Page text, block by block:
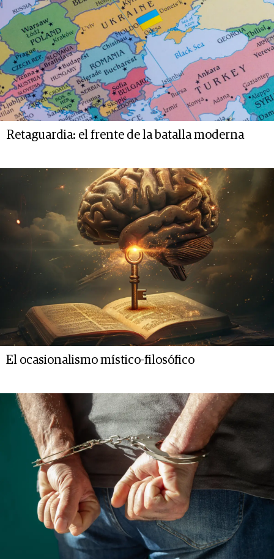
Retaguardia: el frente de la batalla moderna
El ocasionalismo místico-filosófico